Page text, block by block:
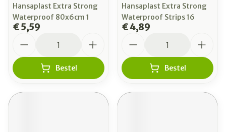
Hansaplast Extra Strong
Waterproof 80x6cm 1
€ 5,59
Bestel
Hansaplast Extra Strong
Waterproof Strips 16
€ 4,89
Bestel